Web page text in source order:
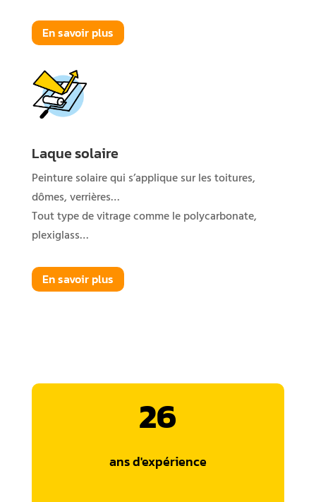
En savoir plus
Laque solaire
Peinture solaire qui s’applique sur les toitures,
dômes, verrières…
Tout type de vitrage comme le polycarbonate,
plexiglass…
En savoir plus
26
ans d'expérience